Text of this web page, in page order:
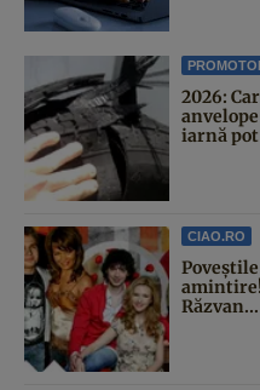
2026:
iarnă pot
CIAO.RO
Răzvan...